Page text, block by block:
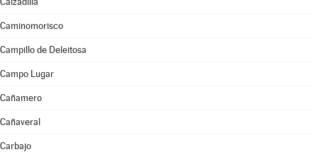
Caminomorisco
Campillo de Deleitosa
Campo Lugar
Cañamero
Cañaveral
Carbajo